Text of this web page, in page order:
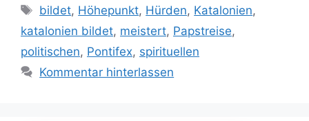
Schlagwörter
bildet, Höhepunkt, Hürden, Katalonien,
katalonien bildet, meistert, Papstreise,
politischen, Pontifex, spirituellen
Kommentar hinterlassen